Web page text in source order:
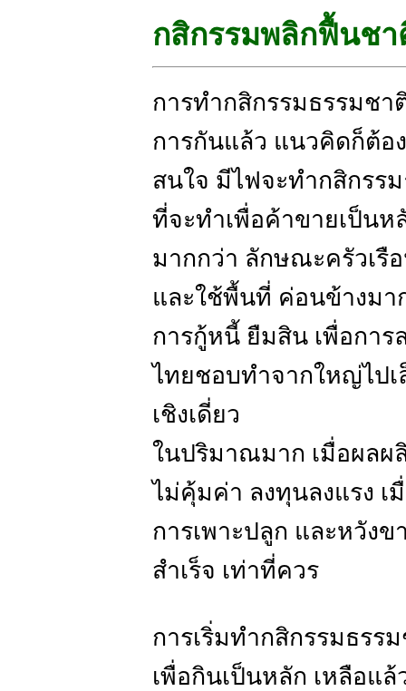
กสิกรรมพลิกฟื้นชา
การทำกสิกรรมธรรมชา
การกันแล้ว แนวคิดก็ต้อ
สนใจ มีไฟจะทำกสิกรร
ที่จะทำเพื่อค้าขายเป็นห
มากกว่า ลักษณะครัวเรื
และใช้พื้นที่ ค่อนข้างมา
การกู้หนี้ ยืมสิน เพื่อกา
ไทยชอบทำจากใหญ่ไป
เชิงเดี่ยว
ในปริมาณมาก เมื่อผลผ
ไม่คุ้มค่า ลงทุนลงแรง
การเพาะปลูก และหวัง
สำเร็จ เท่าที่ควร
การเริ่มทำกสิกรรมธรร
เพื่อกินเป็นหลัก เหลือแ